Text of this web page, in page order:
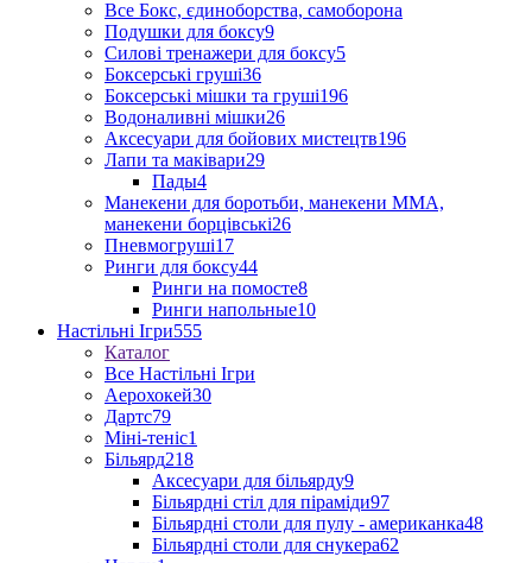
Все Бокс, єдиноборства, самоборона
Подушки для боксу9
Силові тренажери для боксу5
Боксерські груші36
Боксерські мішки та груші196
Водоналивні мішки26
Аксесуари для бойових мистецтв196
Лапи та маківари29
Пады4
Манекени для боротьби, манекени ММА,
манекени борцівські26
Пневмогруші17
Ринги для боксу44
Ринги на помосте8
Ринги напольные10
Настільні Ігри555
Каталог
Все Настільні Ігри
Аерохокей30
Дартс79
Міні-теніс1
Більярд218
Аксесуари для більярду9
Більярдні стіл для піраміди97
Більярдні столи для пулу - американка48
Більярдні столи для снукера62